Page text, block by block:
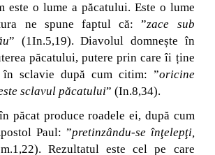
este o lume a păcatului. Este o lume
ne spune faptul că: ”zace sub
” (1In.5,19). Diavolul domnește în
păcatului, putere prin care îi ține
sclavie după cum citim: ”oricine
sclavul păcatului” (In.8,34).
păcat produce roadele ei, după cum
Paul: ”pretinzându-se înţelepţi,
Rezultatul este cel pe care